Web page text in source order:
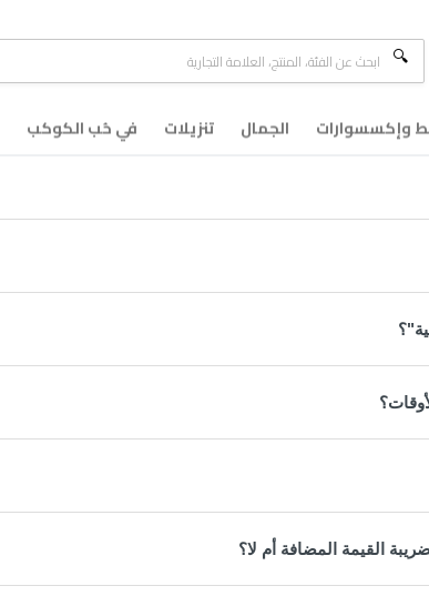
وإكسسوارات الجمال تنزيلات في حُب الكوكب
القيمة المضافة أم لا؟